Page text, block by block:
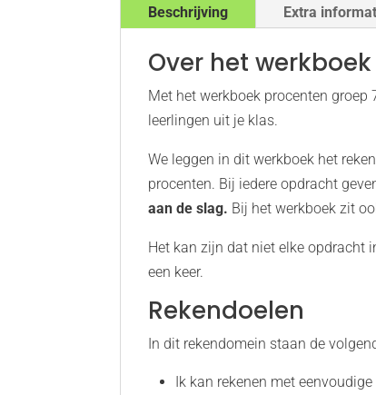
Beschrijving Extra
Over het
Met het werkboek procenten
leerlingen uit je klas.
We leggen in dit werkboek het
procenten. Bij iedere opdracht
aan de slag. Bij het werkboek zit
Het kan zijn dat niet elke opdracht
een keer.
Rekendoelen
In dit rekendomein staan de
Ik kan rekenen met